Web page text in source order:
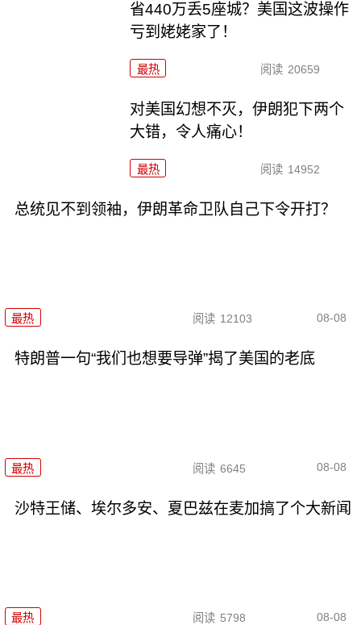
省440万丢5座城？美国这波操作
亏到姥姥家了！
最热 阅读 20659
对美国幻想不灭，伊朗犯下两个
大错，令人痛心！
最热 阅读 14952
总统见不到领袖，伊朗革命卫队自己下令开打？
最热 阅读 12103 08-08
特朗普一句“我们也想要导弹”揭了美国的老底
最热 阅读 6645 08-08
沙特王储、埃尔多安、夏巴兹在麦加搞了个大新闻
最热 阅读 5798 08-08